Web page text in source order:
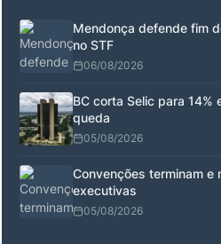
Mendonça defende fim
no STF
06/08/2026
BC corta Selic para 14%
queda
05/08/2026
Convenções terminam e
executivas
05/08/2026